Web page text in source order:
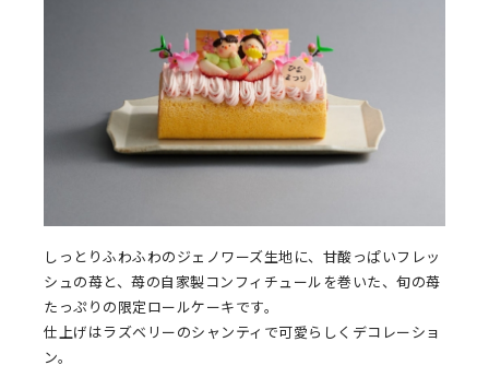
しっとりふわふわのジェノワーズ生地に、甘酸っぱいフレッ
シュの苺と、苺の自家製コンフィチュールを巻いた、旬の苺
たっぷりの限定ロールケーキです。
仕上げはラズベリーのシャンティで可愛らしくデコレーショ
ン。